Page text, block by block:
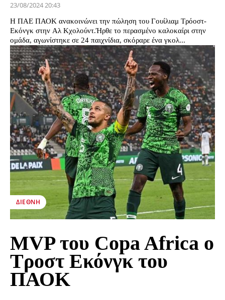
23/08/2024 20:43
Η ΠΑΕ ΠΑΟΚ ανακοινώνει την πώληση του Γουίλιαμ Τρόοστ-
Εκόνγκ στην Αλ Κχολούντ.Ήρθε το περασμένο καλοκαίρι στην
ομάδα, αγωνίστηκε σε 24 παιχνίδια, σκόραρε ένα γκολ...
ΔΙΕΘΝΉ
MVP του Copa Africa ο
Τροστ Εκόνγκ του
ΠΑΟΚ